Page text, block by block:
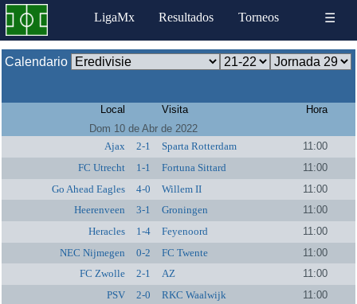
LigaMx Resultados Torneos ☰
Calendario
Local Visita
Hora
Dom 10 de Abr de 2022
Ajax
2-1 Sparta Rotterdam
11:00
FC Utrecht
1-1 Fortuna Sittard
11:00
Go Ahead Eagles
4-0 Willem II
11:00
Heerenveen
3-1 Groningen
11:00
Heracles
1-4 Feyenoord
11:00
NEC Nijmegen
0-2 FC Twente
11:00
FC Zwolle
2-1 AZ
11:00
PSV
2-0 RKC Waalwijk
11:00